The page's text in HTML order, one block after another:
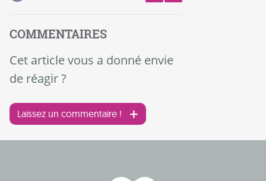
COMMENTAIRES
Cet article vous a donné envie
de réagir ?
Laissez un commentaire !